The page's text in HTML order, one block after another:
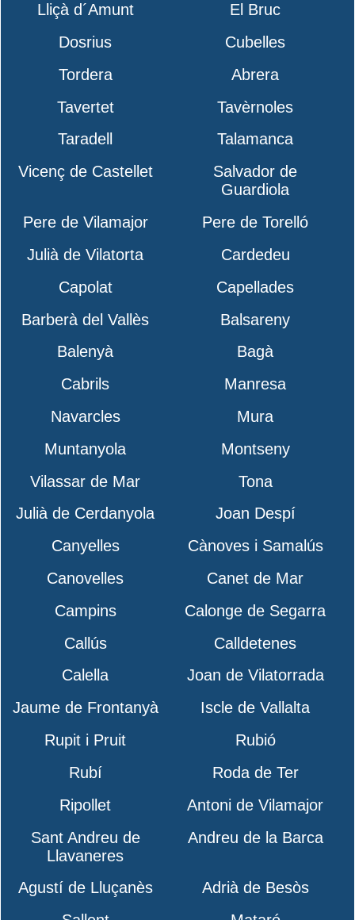
Lliçà d´Amunt
El Bruc
Dosrius
Cubelles
Tordera
Abrera
Tavertet
Tavèrnoles
Taradell
Talamanca
Vicenç de Castellet
Salvador de
Guardiola
Pere de Vilamajor
Pere de Torelló
Julià de Vilatorta
Cardedeu
Capolat
Capellades
Barberà del Vallès
Balsareny
Balenyà
Bagà
Cabrils
Manresa
Navarcles
Mura
Muntanyola
Montseny
Vilassar de Mar
Tona
Julià de Cerdanyola
Joan Despí
Canyelles
Cànoves i Samalús
Canovelles
Canet de Mar
Campins
Calonge de Segarra
Callús
Calldetenes
Calella
Joan de Vilatorrada
Jaume de Frontanyà
Iscle de Vallalta
Rupit i Pruit
Rubió
Rubí
Roda de Ter
Ripollet
Antoni de Vilamajor
Sant Andreu de
Llavaneres
Andreu de la Barca
Agustí de Lluçanès
Adrià de Besòs